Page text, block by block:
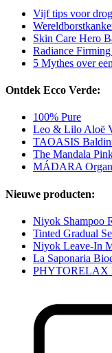
Vijf tips voor
Skin Care Hero
Radiance
5 Mythes over
Ontdek Ecco Verde:
100% Pure
Leo & Lilo Aloë
TAOASIS
The Mandala
MÁDARA
Nieuwe producten:
Niyok Shampoo
Tinted Gradual
Niyok Leave-In
La Saponaria
PHYTORELAX